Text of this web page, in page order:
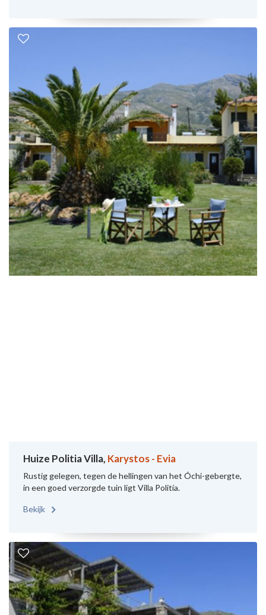
Huize Politia Villa, Karystos - Evia
Rustig gelegen, tegen de hellingen van het Óchi-gebergte,
in een goed verzorgde tuin ligt Villa Politía.
Bekijk